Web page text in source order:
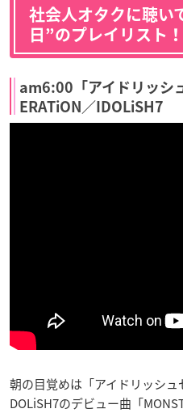
社会人オタクに聴い
日”のプレイリスト！
am6:00「アイドリッシ
ERATiON／IDOLiSH7
朝の目覚めは「アイドリッシ
DOLiSH7のデビュー曲「